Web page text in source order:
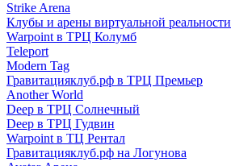
Strike Arena
Клубы и арены виртуальной реальности
Warpoint в ТРЦ Колумб
Teleport
Modern Tag
Гравитацияклуб.рф в ТРЦ Премьер
Another World
Deep в ТРЦ Солнечный
Deep в ТРЦ Гудвин
Warpoint в ТЦ Рентал
Гравитацияклуб.рф на Логунова